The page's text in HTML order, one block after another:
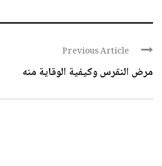
Previous Article
مرض النقرس وكيفية الوقاية منه